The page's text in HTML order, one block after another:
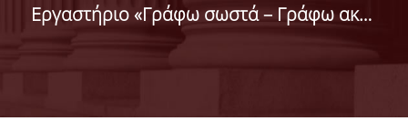
Εργαστήριο «Γράφω σωστά – Γράφω ακαδημαϊκά»